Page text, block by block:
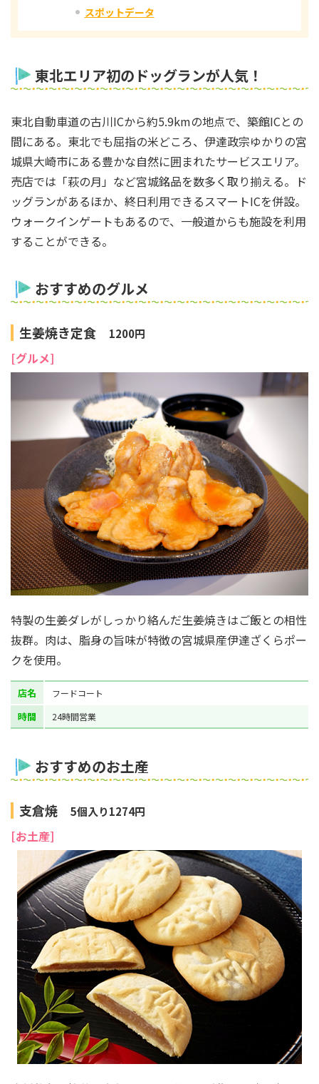
スポットデータ
東北エリア初のドッグランが人気！
東北自動車道の古川ICから約5.9kmの地点で、築館ICとの
間にある。東北でも屈指の米どころ、伊達政宗ゆかりの宮
城県大崎市にある豊かな自然に囲まれたサービスエリア。
売店では「萩の月」など宮城銘品を数多く取り揃える。ド
ッグランがあるほか、終日利用できるスマートICを併設。
ウォークインゲートもあるので、一般道からも施設を利用
することができる。
おすすめのグルメ
生姜焼き定食 1200円
[グルメ]
特製の生姜ダレがしっかり絡んだ生姜焼きはご飯との相性
抜群。肉は、脂身の旨味が特徴の宮城県産伊達ざくらポー
クを使用。
店名 フードコート
時間 24時間営業
おすすめのお土産
支倉焼 5個入り1274円
[お土産]